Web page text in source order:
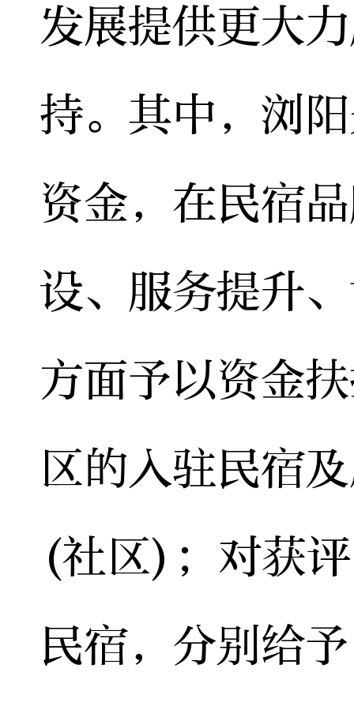
发展提供更大
持。其中，浏
资金，在民宿
设、服务提升
方面予以资金
区的入驻民宿
(社区)；对获
民宿，分别给